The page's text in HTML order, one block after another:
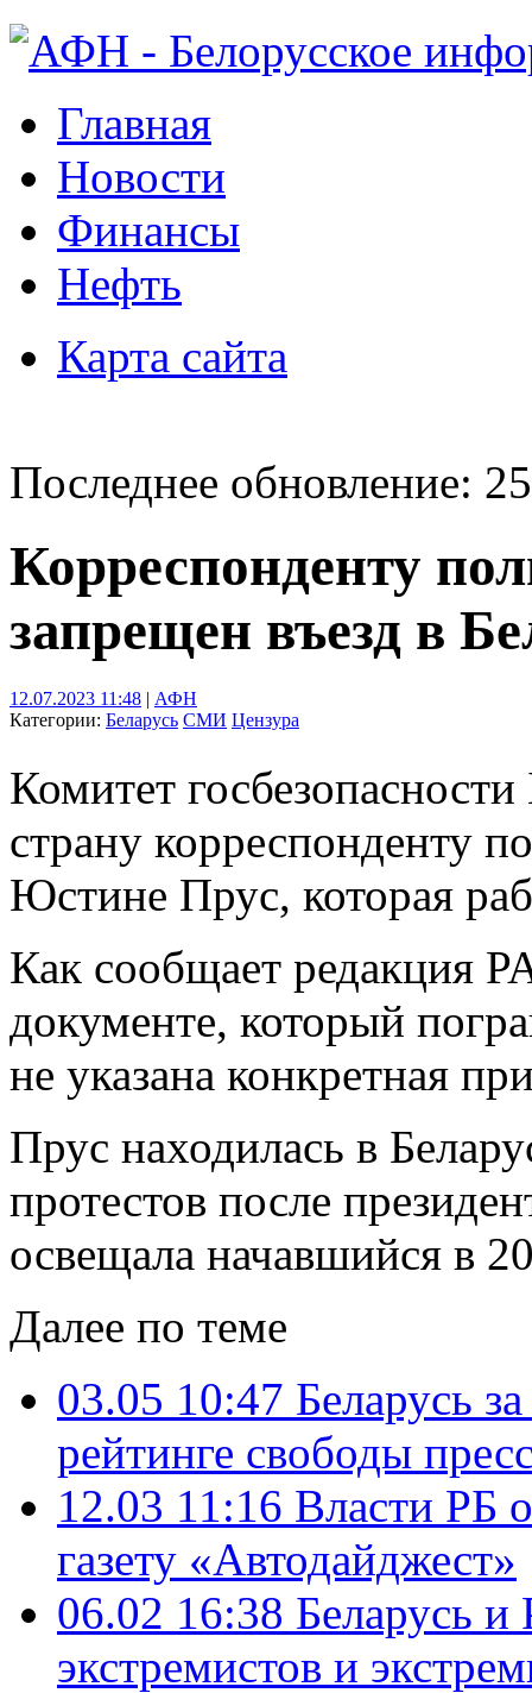
Главная
Новости
Финансы
Нефть
Карта сайта
Последнее обновление:
Корреспонденту
запрещен въезд в
12.07.2023 11:48 | АФН
Категории: Беларусь СМИ Цензура
Комитет госбезопасности
страну корреспонденту
Юстине Прус, которая
Как сообщает редакция
документе, который
не указана конкретная
Прус находилась в
протестов после
освещала начавшийся в
Далее по теме
03.05 10:47 Беларусь
рейтинге свободы
12.03 11:16 Власти РБ
газету «Автодайджест»
06.02 16:38 Беларусь и
экстремистов и